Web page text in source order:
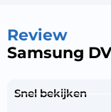
Review
Samsung
Snel bekijken